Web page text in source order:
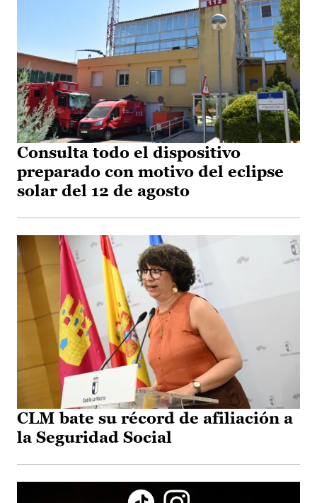
Consulta todo el dispositivo
preparado con motivo del eclipse
solar del 12 de agosto
CLM bate su récord de afiliación a
la Seguridad Social